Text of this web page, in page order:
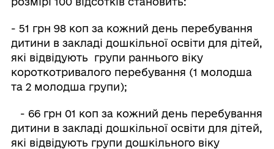
- 51 грн 98 коп за кожний день перебування
дитини в закладі дошкільної освіти для дітей,
які відвідують групи раннього віку
короткотривалого перебування (1 молодша
та 2 молодша групи);
- 66 грн 01 коп за кожний день перебування
дитини в закладі дошкільної освіти для дітей,
які відвідують групи дошкільного віку